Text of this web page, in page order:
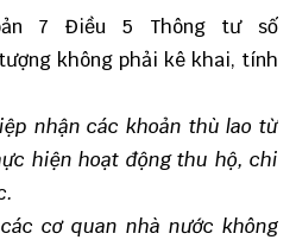
7 Điều 5 Thông tư số
không phải kê khai, tính
nhận các khoản thù lao từ
hiện hoạt động thu hộ, chi
cơ quan nhà nước không